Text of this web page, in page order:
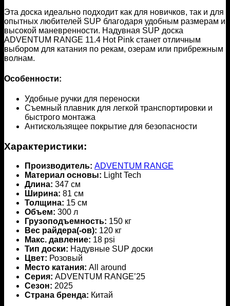
Эта доска идеально подходит как для новичков, так и для
опытных любителей SUP благодаря удобным размерам и
высокой маневренности. Надувная SUP доска
ADVENTUM RANGE 11.4 Hot Pink станет отличным
выбором для катания по рекам, озерам или прибрежным
волнам.
Особенности:
Удобные ручки для переноски
Съемный плавник для легкой транспортировки и
быстрого монтажа
Антискользящее покрытие для безопасности
Характеристики:
Производитель: ADVENTUM RANGE
Материал основы: Light Tech
Длина: 347 см
Ширина: 81 см
Толщина: 15 см
Объем: 300 л
Грузоподъемность: 150 кг
Вес райдера(-ов): 120 кг
Макс. давление: 18 psi
Тип доски: Надувные SUP доски
Цвет: Розовый
Место катания: All around
Серия: ADVENTUM RANGE’25
Сезон: 2025
Страна бренда: Китай